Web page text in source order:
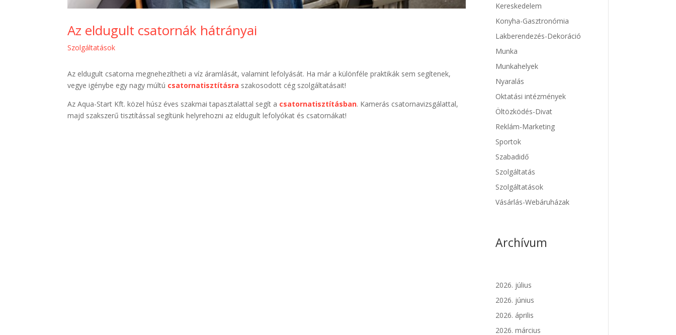
Az eldugult csatornák hátrányai
Szolgáltatások
Az eldugult csatorna megnehezítheti a víz áramlását, valamint lefolyását. Ha már a különféle praktikák sem segítenek,
vegye igénybe egy nagy múltú csatornatisztításra szakosodott cég szolgáltatásait!
Az Aqua-Start Kft. közel húsz éves szakmai tapasztalattal segít a csatornatisztításban. Kamerás csatornavizsgálattal,
majd szakszerű tisztítással segítünk helyrehozni az eldugult lefolyókat és csatornákat!
Kereskedelem
Konyha-Gasztronómia
Lakberendezés-Dekoráció
Munka
Munkahelyek
Nyaralás
Oktatási intézmények
Öltözködés-Divat
Reklám-Marketing
Sportok
Szabadidő
Szolgáltatás
Szolgáltatások
Vásárlás-Webáruházak
Archívum
2026. július
2026. június
2026. április
2026. március